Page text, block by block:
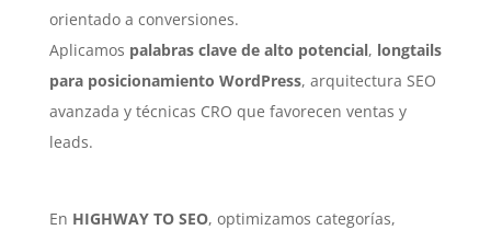
orientado a conversiones.
Aplicamos palabras clave de alto potencial, longtails
para posicionamiento WordPress, arquitectura SEO
avanzada y técnicas CRO que favorecen ventas y
leads.
En HIGHWAY TO SEO, optimizamos categorías,